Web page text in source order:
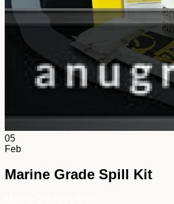
05
Feb
Marine Grade Spill Kit